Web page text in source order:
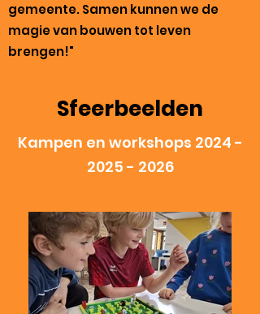
gemeente. Samen kunnen we de
magie van bouwen tot leven
brengen!"
Sfeerbeelden
Kampen en workshops 2024 -
2025 - 2026